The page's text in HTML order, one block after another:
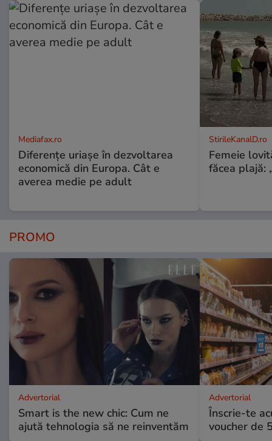
Mediafax.ro
Diferențe uriașe în dezvoltarea
economică din Europa. Cât e
averea medie pe adult
StirileKanalD.ro
Femeie
făcea plajă:
PROMO
Advertorial
Smart is the new chic: Cum ne
ajută tehnologia să ne reinventăm
Advertorial
Înscrie-te
voucher de